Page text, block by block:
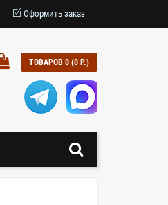
Оформить заказ
ТОВАРОВ 0 (0 Р.)